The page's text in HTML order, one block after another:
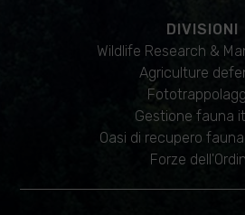
DIVISIONI
Wildlife Research &
Agriculture
Gestione fauna
Oasi di recupero
Forze